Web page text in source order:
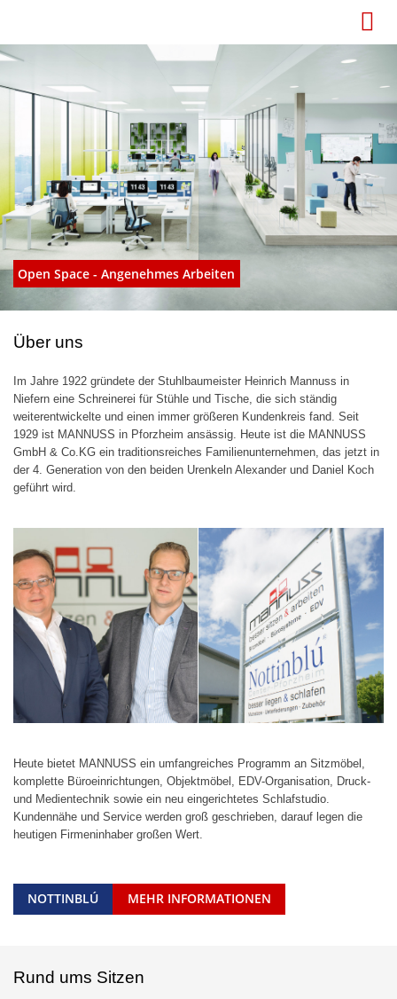

Open Space - Angenehmes Arbeiten
Über uns
Im Jahre 1922 gründete der Stuhlbaumeister Heinrich Mannuss in
Niefern eine Schreinerei für Stühle und Tische, die sich ständig
weiterentwickelte und einen immer größeren Kundenkreis fand. Seit
1929 ist MANNUSS in Pforzheim ansässig. Heute ist die MANNUSS
GmbH & Co.KG ein traditionsreiches Familienunternehmen, das jetzt in
der 4. Generation von den beiden Urenkeln Alexander und Daniel Koch
geführt wird.
Heute bietet MANNUSS ein umfangreiches Programm an Sitzmöbel,
komplette Büroeinrichtungen, Objektmöbel, EDV-Organisation, Druck-
und Medientechnik sowie ein neu eingerichtetes Schlafstudio.
Kundennähe und Service werden groß geschrieben, darauf legen die
heutigen Firmeninhaber großen Wert.
NOTTINBLÚ MEHR INFORMATIONEN
Rund ums Sitzen